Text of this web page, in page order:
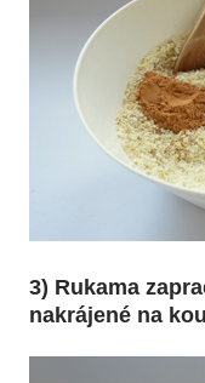
3) Rukama
nakrájené na